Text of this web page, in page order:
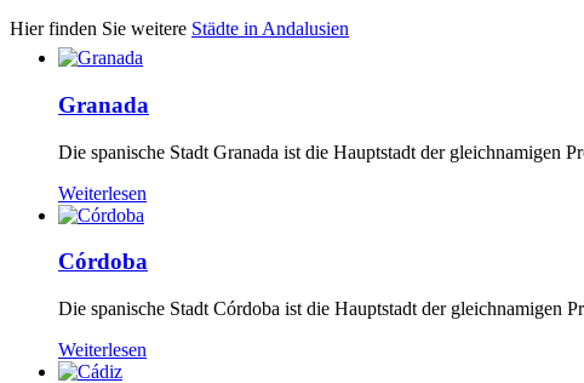
Hier finden Sie weitere Städte in Andalusien
Granada
Die spanische Stadt Granada ist die Hauptstadt der gleichnamigen
Weiterlesen
Córdoba
Die spanische Stadt Córdoba ist die Hauptstadt der gleichnamigen
Weiterlesen